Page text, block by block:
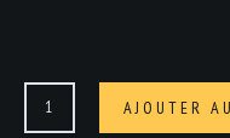
quantité
de
AJOUTER